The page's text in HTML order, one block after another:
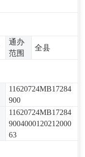
通办
范围
全县
11620724MB17284
900
11620724MB17284
9004000120212000
63